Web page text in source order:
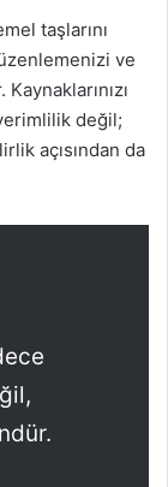
taşlarını
ve
değil;
açısından da